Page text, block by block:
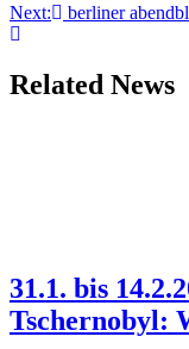
Next:
berliner
Related News
31.1. bis
Tschernobyl: